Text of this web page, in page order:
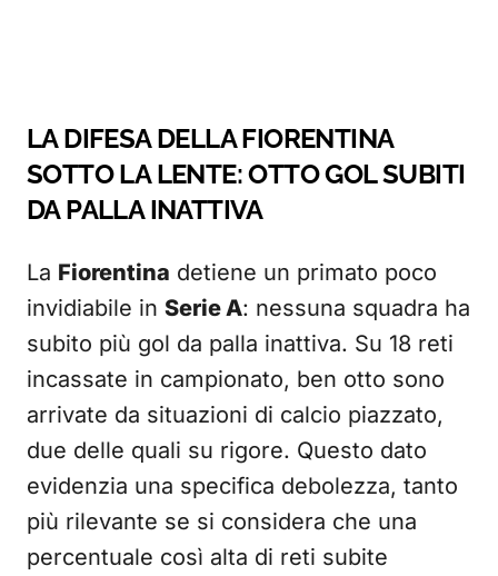
LA DIFESA DELLA FIORENTINA
SOTTO LA LENTE: OTTO GOL SUBITI
DA PALLA INATTIVA
La Fiorentina detiene un primato poco
invidiabile in Serie A: nessuna squadra ha
subito più gol da palla inattiva. Su 18 reti
incassate in campionato, ben otto sono
arrivate da situazioni di calcio piazzato,
due delle quali su rigore. Questo dato
evidenzia una specifica debolezza, tanto
più rilevante se si considera che una
percentuale così alta di reti subite